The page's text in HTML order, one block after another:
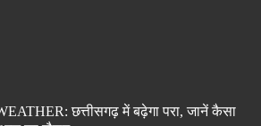
छत्तीसगढ़ में बढ़ेगा परा, जानें कैसा